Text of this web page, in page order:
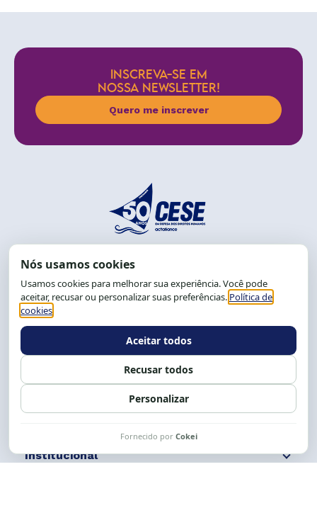
INSCREVA-SE EM
NOSSA NEWSLETTER!
Quero me inscrever
End.: R. da Graça, 150. Graça
CEP: 40.150-055
Salvador-BA, Brasil.
Tel.: (71) 2104-5457, Cel.: (71) 9 9239-2104 ou 2105
Expediente: 8h às 12h e 13 às 17h.
Siga nossas redes Fale conosco
Institucional